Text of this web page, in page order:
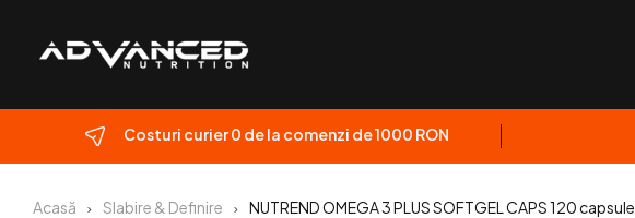
Costuri curier 0 de la comenzi de 1000 RON
Acasă Slabire & Definire NUTREND OMEGA 3 PLUS SOFTGEL CAPS 120 capsule